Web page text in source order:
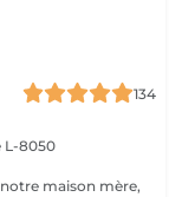
134
L-8050
maison mère,